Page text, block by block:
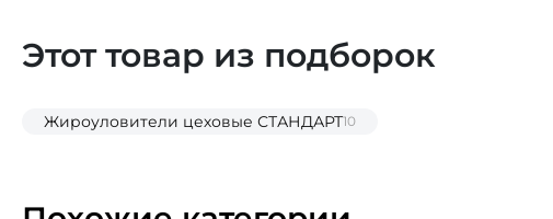
Этот товар из подборок
Жироуловители цеховые СТАНДАРТ10